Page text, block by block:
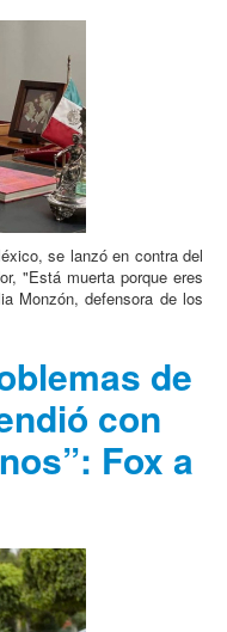
se lanzó en contra del
"Está muerta porque eres
Monzón, defensora de los
de
con
Fox a